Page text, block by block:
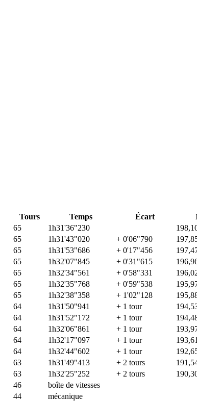
Tours Temps Écart
65 1h31'36"230
65 1h31'43"020 + 0'06"790
65 1h31'53"686 + 0'17"456
65 1h32'07"845 + 0'31"615
65 1h32'34"561 + 0'58"331
65 1h32'35"768 + 0'59"538
65 1h32'38"358 + 1'02"128
64 1h31'50"941 + 1 tour
64 1h31'52"172 + 1 tour
64 1h32'06"861 + 1 tour
64 1h32'17"097 + 1 tour
64 1h32'44"602 + 1 tour
63 1h31'49"413 + 2 tours
63 1h32'25"252 + 2 tours
46
boîte de vitesses
44
mécanique